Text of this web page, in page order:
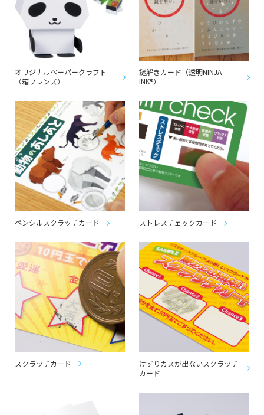
オリジナルペーパークラフト
（箱フレンズ）
謎解きカード（透明NINJA
INK®）
ペンシルスクラッチカード ストレスチェックカード
スクラッチカード
けずりカスが出ないスクラッチ
カード